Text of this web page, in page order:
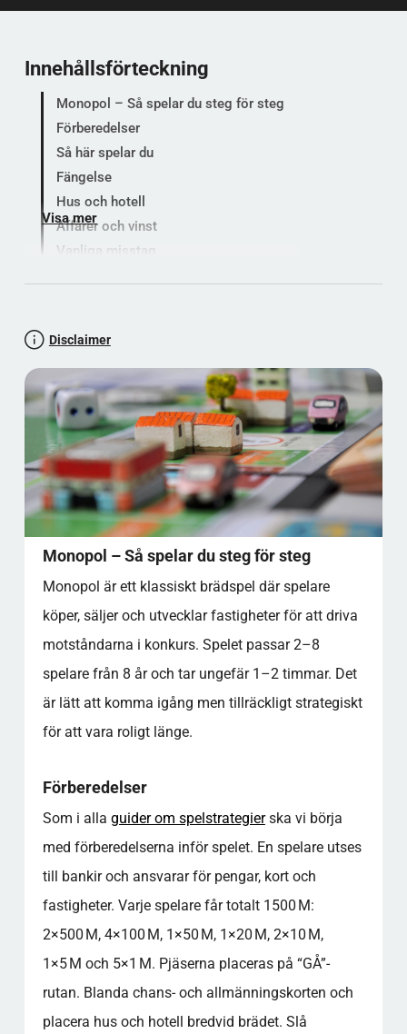
Disclaimer
Monopol – Så spelar du steg för steg
Monopol är ett klassiskt brädspel där spelare
köper, säljer och utvecklar fastigheter för att driva
motståndarna i konkurs. Spelet passar 2–8
spelare från 8 år och tar ungefär 1–2 timmar. Det
är lätt att komma igång men tillräckligt strategiskt
för att vara roligt länge.
Förberedelser
Som i alla guider om spelstrategierska vi börja
med förberedelserna inför spelet. En spelare utses
till bankir och ansvarar för pengar, kort och
fastigheter. Varje spelare får totalt 1500 M:
2×500 M, 4×100 M, 1×50 M, 1×20 M, 2×10 M,
1×5 M och 5×1 M. Pjäserna placeras på “GÅ”-
rutan. Blanda chans- och allmänningskorten och
placera hus och hotell bredvid brädet. Slå
Innehållsförteckning
Monopol – Så spelar du steg för steg
Förberedelser
Så här spelar du
Fängelse
Hus och hotell
Affärer och vinst
Vanliga misstag
Visa mer